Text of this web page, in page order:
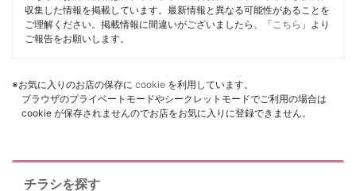
収集した情報を掲載しています。最新情報と異なる可能性があることを
ご理解ください。掲載情報に間違いがございましたら、「 こちら 」より
ご報告をお願いします。
※お気に入りのお店の保存に cookie を利用しています。
ブラウザのプライベートモードやシークレットモードでご利用の場合は
cookie が保存されませんのでお店をお気に入りに登録できません。
チラシを探す